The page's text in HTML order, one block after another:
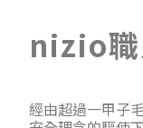
nizio職
經由超過一甲子